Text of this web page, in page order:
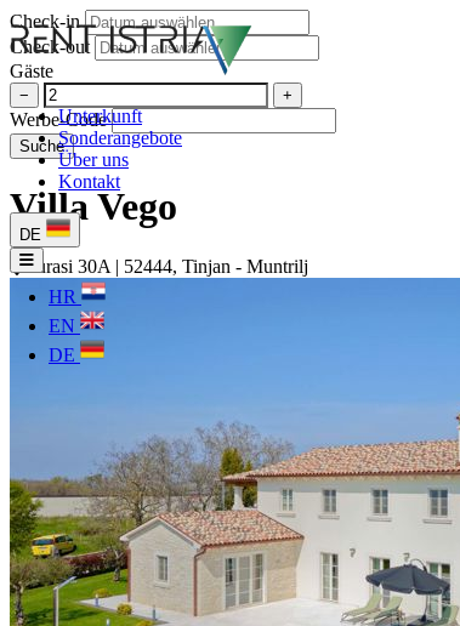
Unterkunft
Sonderangebote
Über uns
Kontakt
DE
HR
EN
DE
Check-in
Check-out
Gäste
− +
Werbe-Code
Suche
Villa Vego
Jurasi 30A | 52444, Tinjan - Muntrilj